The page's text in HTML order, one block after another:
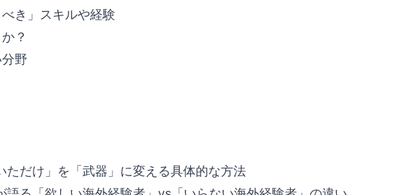
き」スキルや経験
？
野
ただけ」を「武器」に変える具体的な方法